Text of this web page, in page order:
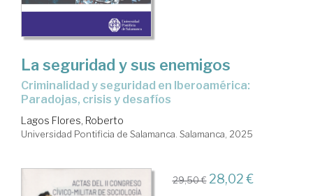
La seguridad y sus enemigos
criminalidad y seguridad en Iberoamérica:
Paradojas, crisis y desafíos
Lagos Flores, Roberto
Universidad Pontificia de Salamanca. Salamanca, 2025
29,50 € 28,02 €